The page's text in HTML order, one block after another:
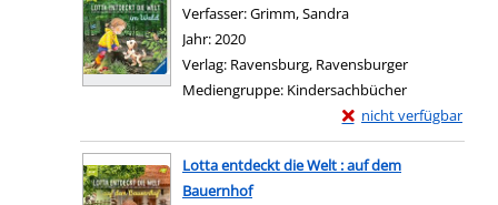
Verfasser:Grimm, Sandra
Jahr:2020
Verlag: Ravensburg, Ravensburger
Mediengruppe: Kindersachbücher
nicht verfügbar
Exemplar-Details von
Zum Download von
Lotta entdeckt die Welt : auf dem
Bauernhof